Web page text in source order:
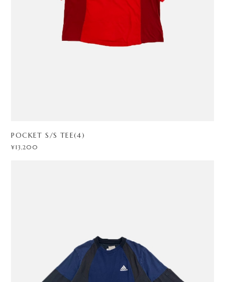
POCKET S/S TEE(4)
¥13,200